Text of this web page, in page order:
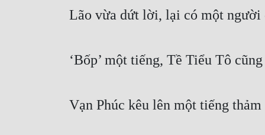
Lão vừa dứt lời, lại có một người
‘Bốp’ một tiếng, Tề Tiểu Tô
Vạn Phúc kêu lên một tiếng